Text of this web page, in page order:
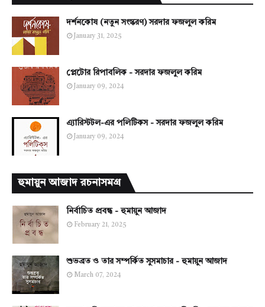
দর্শনকোষ (নতুন সংস্করণ) সরদার ফজলুল করিম
January 31, 2025
প্লেটোর রিপাবলিক - সরদার ফজলুল করিম
January 09, 2024
এ্যারিস্টটল-এর পলিটিকস - সরদার ফজলুল করিম
January 09, 2024
হুমায়ুন আজাদ রচনাসমগ্র
নির্বাচিত প্রবন্ধ - হুমায়ুন আজাদ
February 21, 2025
শুভব্রত ও তার সম্পর্কিত সুসমাচার - হুমায়ুন আজাদ
March 07, 2024